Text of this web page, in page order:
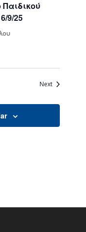
9/25
NextEvents